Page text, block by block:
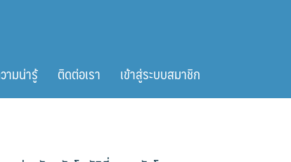
ามน่ารู้ ติดต่อเรา เข้าสู่ระบบสมาชิก